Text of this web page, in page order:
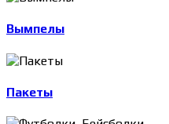
Вымпелы
Пакеты